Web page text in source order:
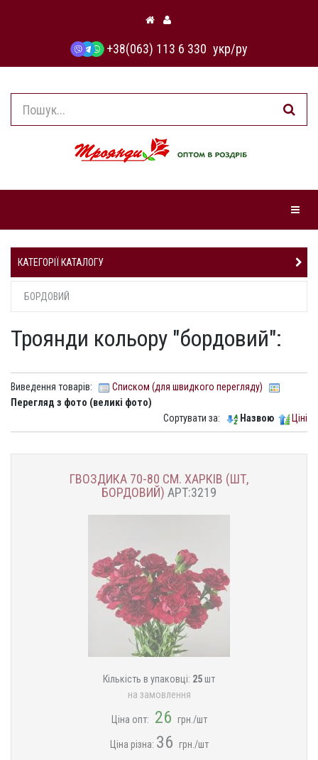
+38(063) 113 6 330 укр/ру
КАТЕГОРІЇ КАТАЛОГУ
БОРДОВИЙ
Троянди кольору "бордовий":
Виведення товарів:
Списком (для швидкого перегляду)
Перегляд з фото (великі фото)
Сортувати за:
Назвою Ціні
ГВОЗДИКА 70-80 СМ. ХАРКІВ (ШТ,
БОРДОВИЙ) АРТ:3219
Кількість в упаковці: 25 шт
на замовлення
Ціна опт: 26 грн./шт
Ціна різна: 36 грн./шт